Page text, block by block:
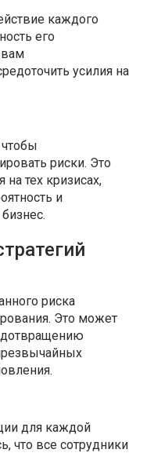
каждого
его
вам
усилия на
риски. Это
тех кризисах,
и
риска
Это может
для каждой
что все сотрудники